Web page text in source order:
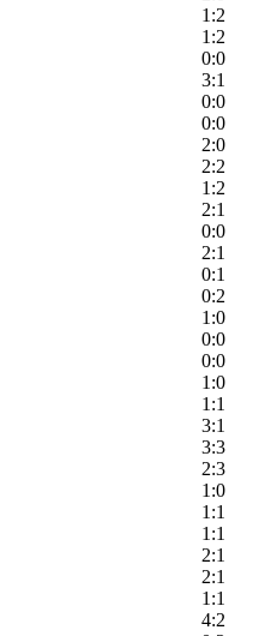
1:2
1:2
0:0
3:1
0:0
0:0
2:0
2:2
1:2
2:1
0:0
2:1
0:1
0:2
1:0
0:0
0:0
1:0
1:1
3:1
3:3
2:3
1:0
1:1
1:1
2:1
2:1
1:1
4:2